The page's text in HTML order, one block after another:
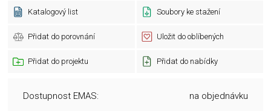
Katalogový list Soubory ke stažení
Přidat do porovnání Uložit do oblíbených
Přidat do projektu Přidat do nabídky
Dostupnost EMAS: na objednávku